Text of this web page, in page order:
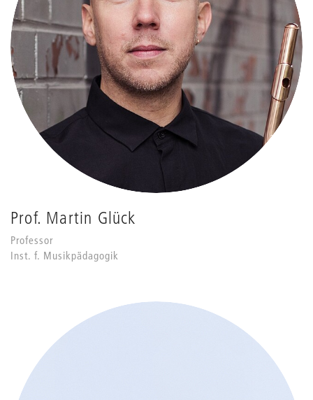
Prof. Martin Glück
Professor
Inst. f. Musikpädagogik